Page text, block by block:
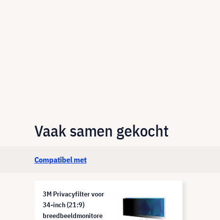
Vaak samen gekocht
Compatibel met
3M Privacyfilter voor
34-inch (21:9)
breedbeeldmonitore